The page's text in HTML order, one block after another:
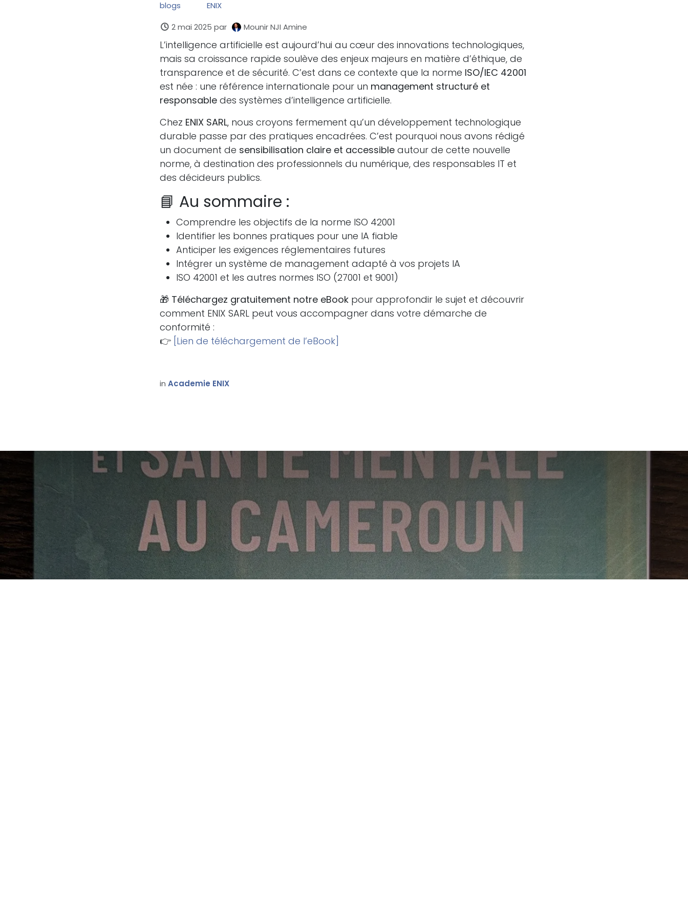
blogs
ENIX
2 mai 2025 par Mounir NJI Amine
L’intelligence artificielle est aujourd’hui au cœur des innovations technologiques,
mais sa croissance rapide soulève des enjeux majeurs en matière d’éthique, de
transparence et de sécurité. C’est dans ce contexte que la norme ISO/IEC 42001
est née : une référence internationale pour un management structuré et
responsable des systèmes d’intelligence artificielle.
Chez ENIX SARL, nous croyons fermement qu’un développement technologique
durable passe par des pratiques encadrées. C’est pourquoi nous avons rédigé
un document de sensibilisation claire et accessible autour de cette nouvelle
norme, à destination des professionnels du numérique, des responsables IT et
des décideurs publics.
📘 Au sommaire :
Comprendre les objectifs de la norme ISO 42001
Identifier les bonnes pratiques pour une IA fiable
Anticiper les exigences réglementaires futures
Intégrer un système de management adapté à vos projets IA
ISO 42001 et les autres normes ISO (27001 et 9001)
🎁 Téléchargez gratuitement notre eBook pour approfondir le sujet et découvrir
comment ENIX SARL peut vous accompagner dans votre démarche de
conformité :
👉 [Lien de téléchargement de l’eBook]
in Academie ENIX